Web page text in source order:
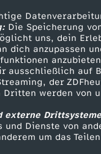
Die Speicherung
uns, dein
dich anzupassen
ausschließlich auf
der
Dritten werden von
externe
und Dienste von
um das
von Alessandro
Rote Bete
mit Thymian-